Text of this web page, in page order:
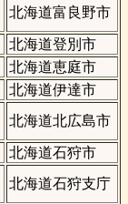
北海道富良野市
北海道登別市
北海道恵庭市
北海道伊達市
北海道北広島市
北海道石狩市
北海道石狩支庁